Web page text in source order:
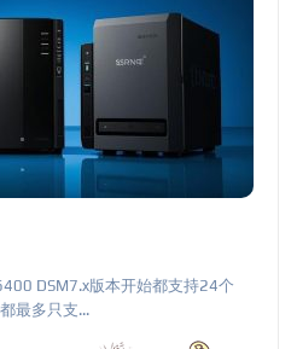
DSM7.x版本开始都支持24个
最多只支...